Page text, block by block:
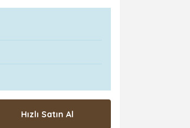
Hızlı Satın Al